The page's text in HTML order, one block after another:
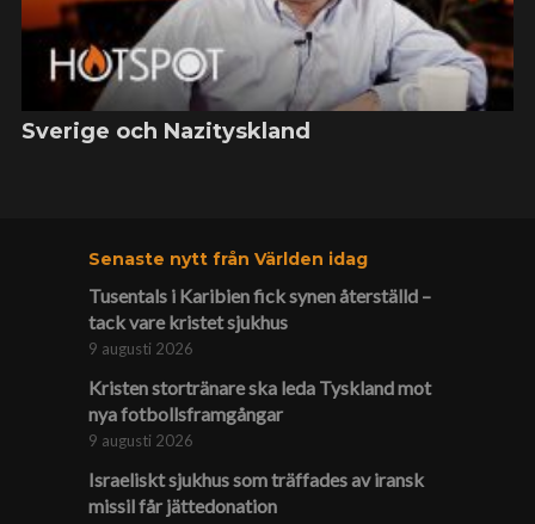
Sverige och Nazityskland
Senaste nytt från Världen idag
Tusentals i Karibien fick synen återställd –
tack vare kristet sjukhus
9 augusti 2026
Kristen stortränare ska leda Tyskland mot
nya fotbolls­­framgångar
9 augusti 2026
Israeliskt sjukhus som träffades av iransk
missil får jätte­donation